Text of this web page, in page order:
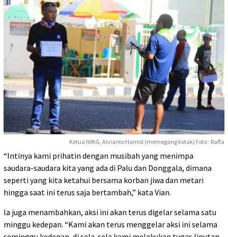
Ketua IWKG, Alvianto Hamid (memegang kotak) Foto : Raffa
“Intinya kami prihatin dengan musibah yang menimpa
saudara-saudara kita yang ada di Palu dan Donggala, dimana
seperti yang kita ketahui bersama korban jiwa dan metari
hingga saat ini terus saja bertambah,” kata Vian.
Ia juga menambahkan, aksi ini akan terus digelar selama satu
minggu kedepan. “Kami akan terus menggelar aksi ini selama